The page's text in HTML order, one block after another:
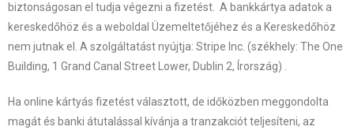
biztonságosan el tudja végezni a fizetést. A bankkártya adatok a
kereskedőhöz és a weboldal Üzemeltetőjéhez és a Kereskedőhöz
nem jutnak el. A szolgáltatást nyújtja: Stripe Inc. (székhely: The One
Building, 1 Grand Canal Street Lower, Dublin 2, Írország) .
Ha online kártyás fizetést választott, de időközben meggondolta
magát és banki átutalással kívánja a tranzakciót teljesíteni, az